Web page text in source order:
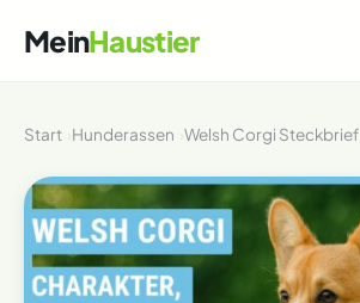
MeinHaustier
Start Hunderassen Welsh Corgi Steckbrief